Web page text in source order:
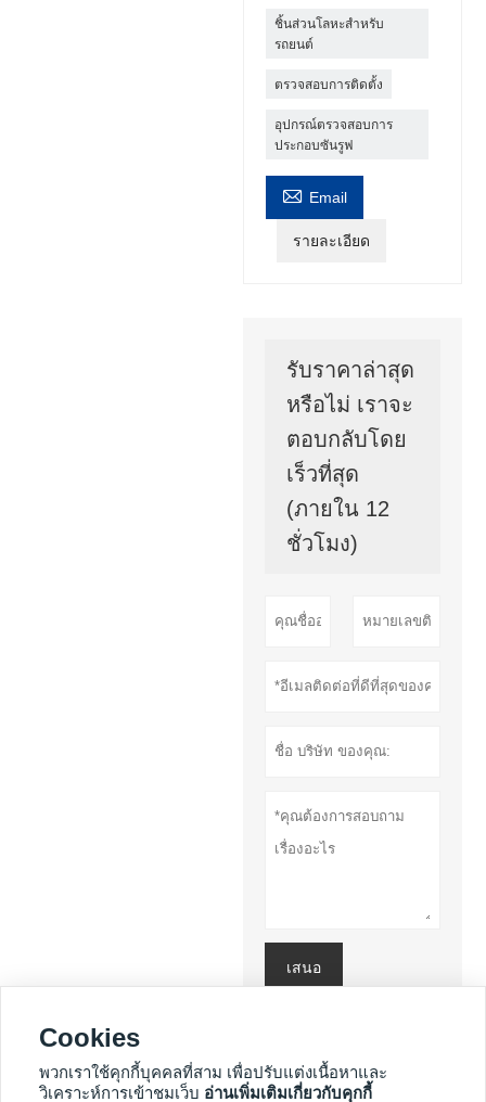
ชิ้นส่วนโลหะสำหรับ
รถยนต์
ตรวจสอบการติดตั้ง
อุปกรณ์ตรวจสอบการ
ประกอบซันรูฟ
 Email
รายละเอียด
รับราคาล่าสุด
หรือไม่ เราจะ
ตอบกลับโดย
เร็วที่สุด
(ภายใน 12
ชั่วโมง)
เสนอ
Cookies
พวกเราใช้คุกกี้บุคคลที่สาม เพื่อปรับแต่งเนื้อหาและ
วิเคราะห์การเข้าชมเว็บ อ่านเพิ่มเติมเกี่ยวกับคุกกี้